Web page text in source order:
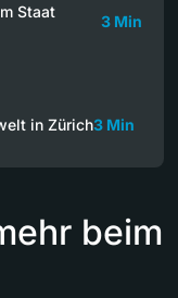
Staat
3 Min
in Zürich3 Min
beim